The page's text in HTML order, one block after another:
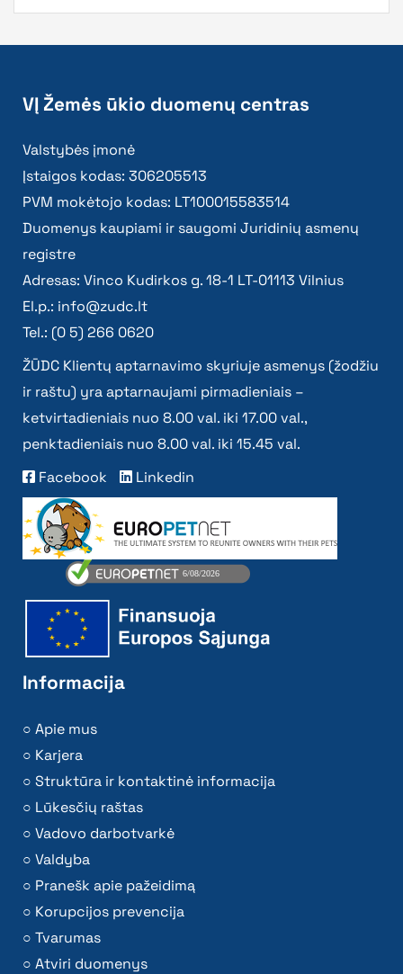
VĮ Žemės ūkio duomenų centras
Valstybės įmonė
Įstaigos kodas: 306205513
PVM mokėtojo kodas: LT100015583514
Duomenys kaupiami ir saugomi Juridinių asmenų
registre
Adresas: Vinco Kudirkos g. 18-1 LT-01113 Vilnius
El.p.: info@zudc.lt
Tel.: (0 5) 266 0620
ŽŪDC Klientų aptarnavimo skyriuje asmenys (žodžiu
ir raštu) yra aptarnaujami pirmadieniais –
ketvirtadieniais nuo 8.00 val. iki 17.00 val.,
penktadieniais nuo 8.00 val. iki 15.45 val.
Facebook
Linkedin
Informacija
Apie mus
Karjera
Struktūra ir kontaktinė informacija
Lūkesčių raštas
Vadovo darbotvarkė
Valdyba
Pranešk apie pažeidimą
Korupcijos prevencija
Tvarumas
Atviri duomenys